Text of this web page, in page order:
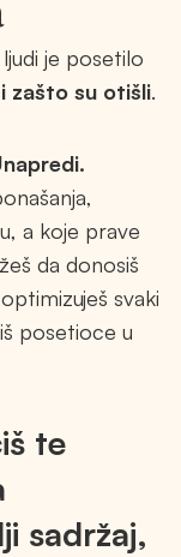
je posetilo
zašto su otišli.
a koje prave
da donosiš
svaki
posetioce u
te
sadržaj,